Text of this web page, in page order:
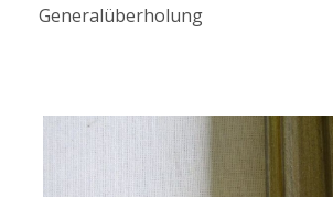
Generalüberholung